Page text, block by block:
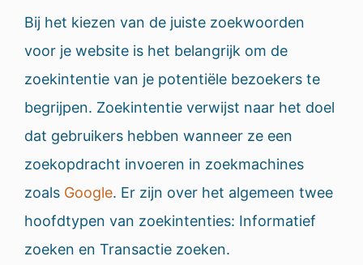
Bij het kiezen van de juiste zoekwoorden
voor je website is het belangrijk om de
zoekintentie van je potentiële bezoekers te
begrijpen. Zoekintentie verwijst naar het doel
dat gebruikers hebben wanneer ze een
zoekopdracht invoeren in zoekmachines
zoals Google. Er zijn over het algemeen twee
hoofdtypen van zoekintenties: Informatief
zoeken en Transactie zoeken.